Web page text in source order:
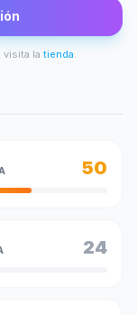
visita la tienda.
50
24